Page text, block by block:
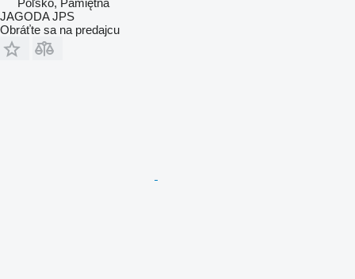
JAGODA JPS
Obráťte sa na predajcu